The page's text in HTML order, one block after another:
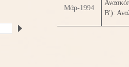
Μάρ-1994
Β'):